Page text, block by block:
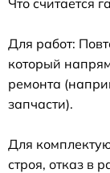
Для работ:
который
ремонта
запчасти).
Для
строя, отказ в